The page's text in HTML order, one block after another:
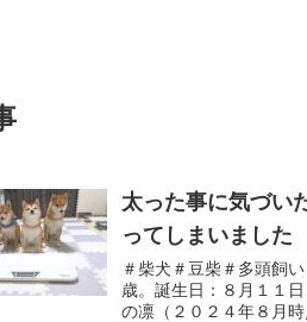
太った事に気づい
ってしまいました
＃柴犬＃豆柴＃多頭飼
歳。誕生日：８月１１
の凛（２０２４年８月時